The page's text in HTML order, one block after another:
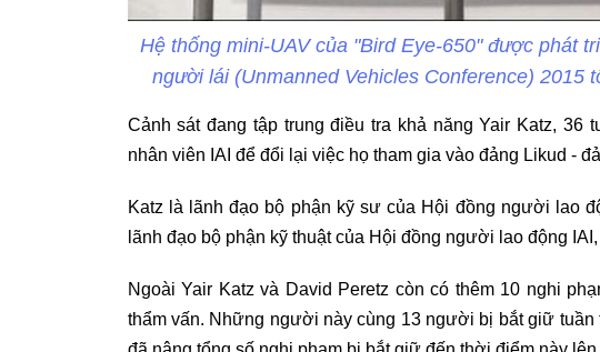
Hệ thống mini-UAV của "Bird Eye-650" được phát
người lái (Unmanned Vehicles Conference) 2015
Cảnh sát đang tập trung điều tra khả năng Yair Katz, 36
nhân viên IAI để đổi lại việc họ tham gia vào đảng Likud -
Katz là lãnh đạo bộ phận kỹ sư của Hội đồng người lao
lãnh đạo bộ phận kỹ thuật của Hội đồng người lao động
Ngoài Yair Katz và David Peretz còn có thêm 10 nghi
thẩm vấn. Những người này cùng 13 người bị bắt giữ